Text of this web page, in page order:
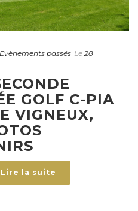
Evènements passés Le 28
GOLF C-PIA
VIGNEUX,
Lire la suite